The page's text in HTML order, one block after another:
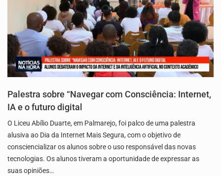
Palestra sobre “Navegar com Consciência: Internet,
IA e o futuro digital
O Liceu Abílio Duarte, em Palmarejo, foi palco de uma palestra
alusiva ao Dia da Internet Mais Segura, com o objetivo de
consciencializar os alunos sobre o uso responsável das novas
tecnologias. Os alunos tiveram a oportunidade de expressar as
suas opiniões…